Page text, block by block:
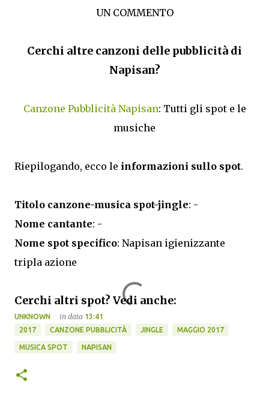
UN COMMENTO
Cerchi altre canzoni delle pubblicità di
Napisan?
Canzone Pubblicità Napisan: Tutti gli spot e le
musiche
Riepilogando, ecco le informazioni sullo spot.
Titolo canzone-musica spot-jingle: -
Nome cantante: -
Nome spot specifico: Napisan igienizzante
tripla azione
Cerchi altri spot? Vedi anche:
UNKNOWN in data 13:41
2017
CANZONE PUBBLICITÀ JINGLE MAGGIO 2017
MUSICA SPOT NAPISAN